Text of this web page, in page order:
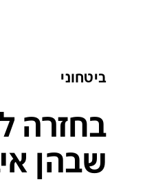
ביטחוני
בחזרה
שבהן